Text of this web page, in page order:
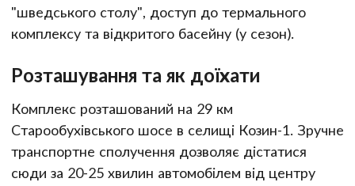
"шведського столу", доступ до термального
комплексу та відкритого басейну (у сезон).
Розташування та як доїхати
Комплекс розташований на 29 км
Старообухівського шосе в селищі Козин-1. Зручне
транспортне сполучення дозволяє дістатися
сюди за 20-25 хвилин автомобілем від центру